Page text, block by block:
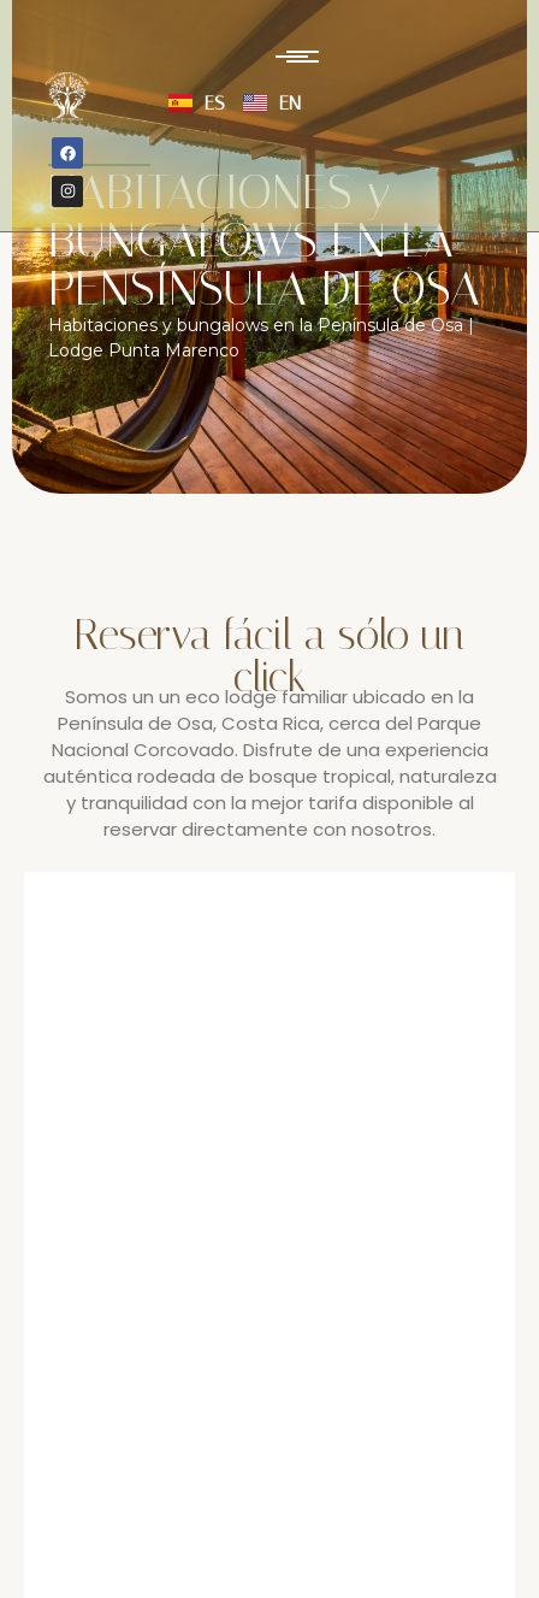
ES EN
HABITACIONES y
BUNGALOWS EN LA
PENSÍNSULA DE OSA
Habitaciones y bungalows en la Península de Osa |
Lodge Punta Marenco
Reserva fácil a sólo un
click
Somos un un eco lodge familiar ubicado en la
Península de Osa, Costa Rica, cerca del Parque
Nacional Corcovado. Disfrute de una experiencia
auténtica rodeada de bosque tropical, naturaleza
y tranquilidad con la mejor tarifa disponible al
reservar directamente con nosotros.